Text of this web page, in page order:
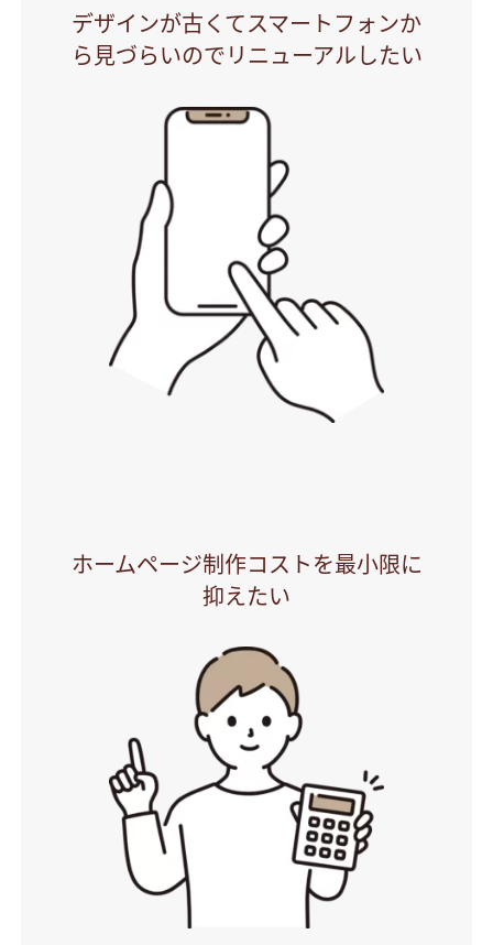
デザインが古くてスマートフォンか
ら見づらいのでリニューアルしたい
ホームページ制作コストを最小限に
抑えたい